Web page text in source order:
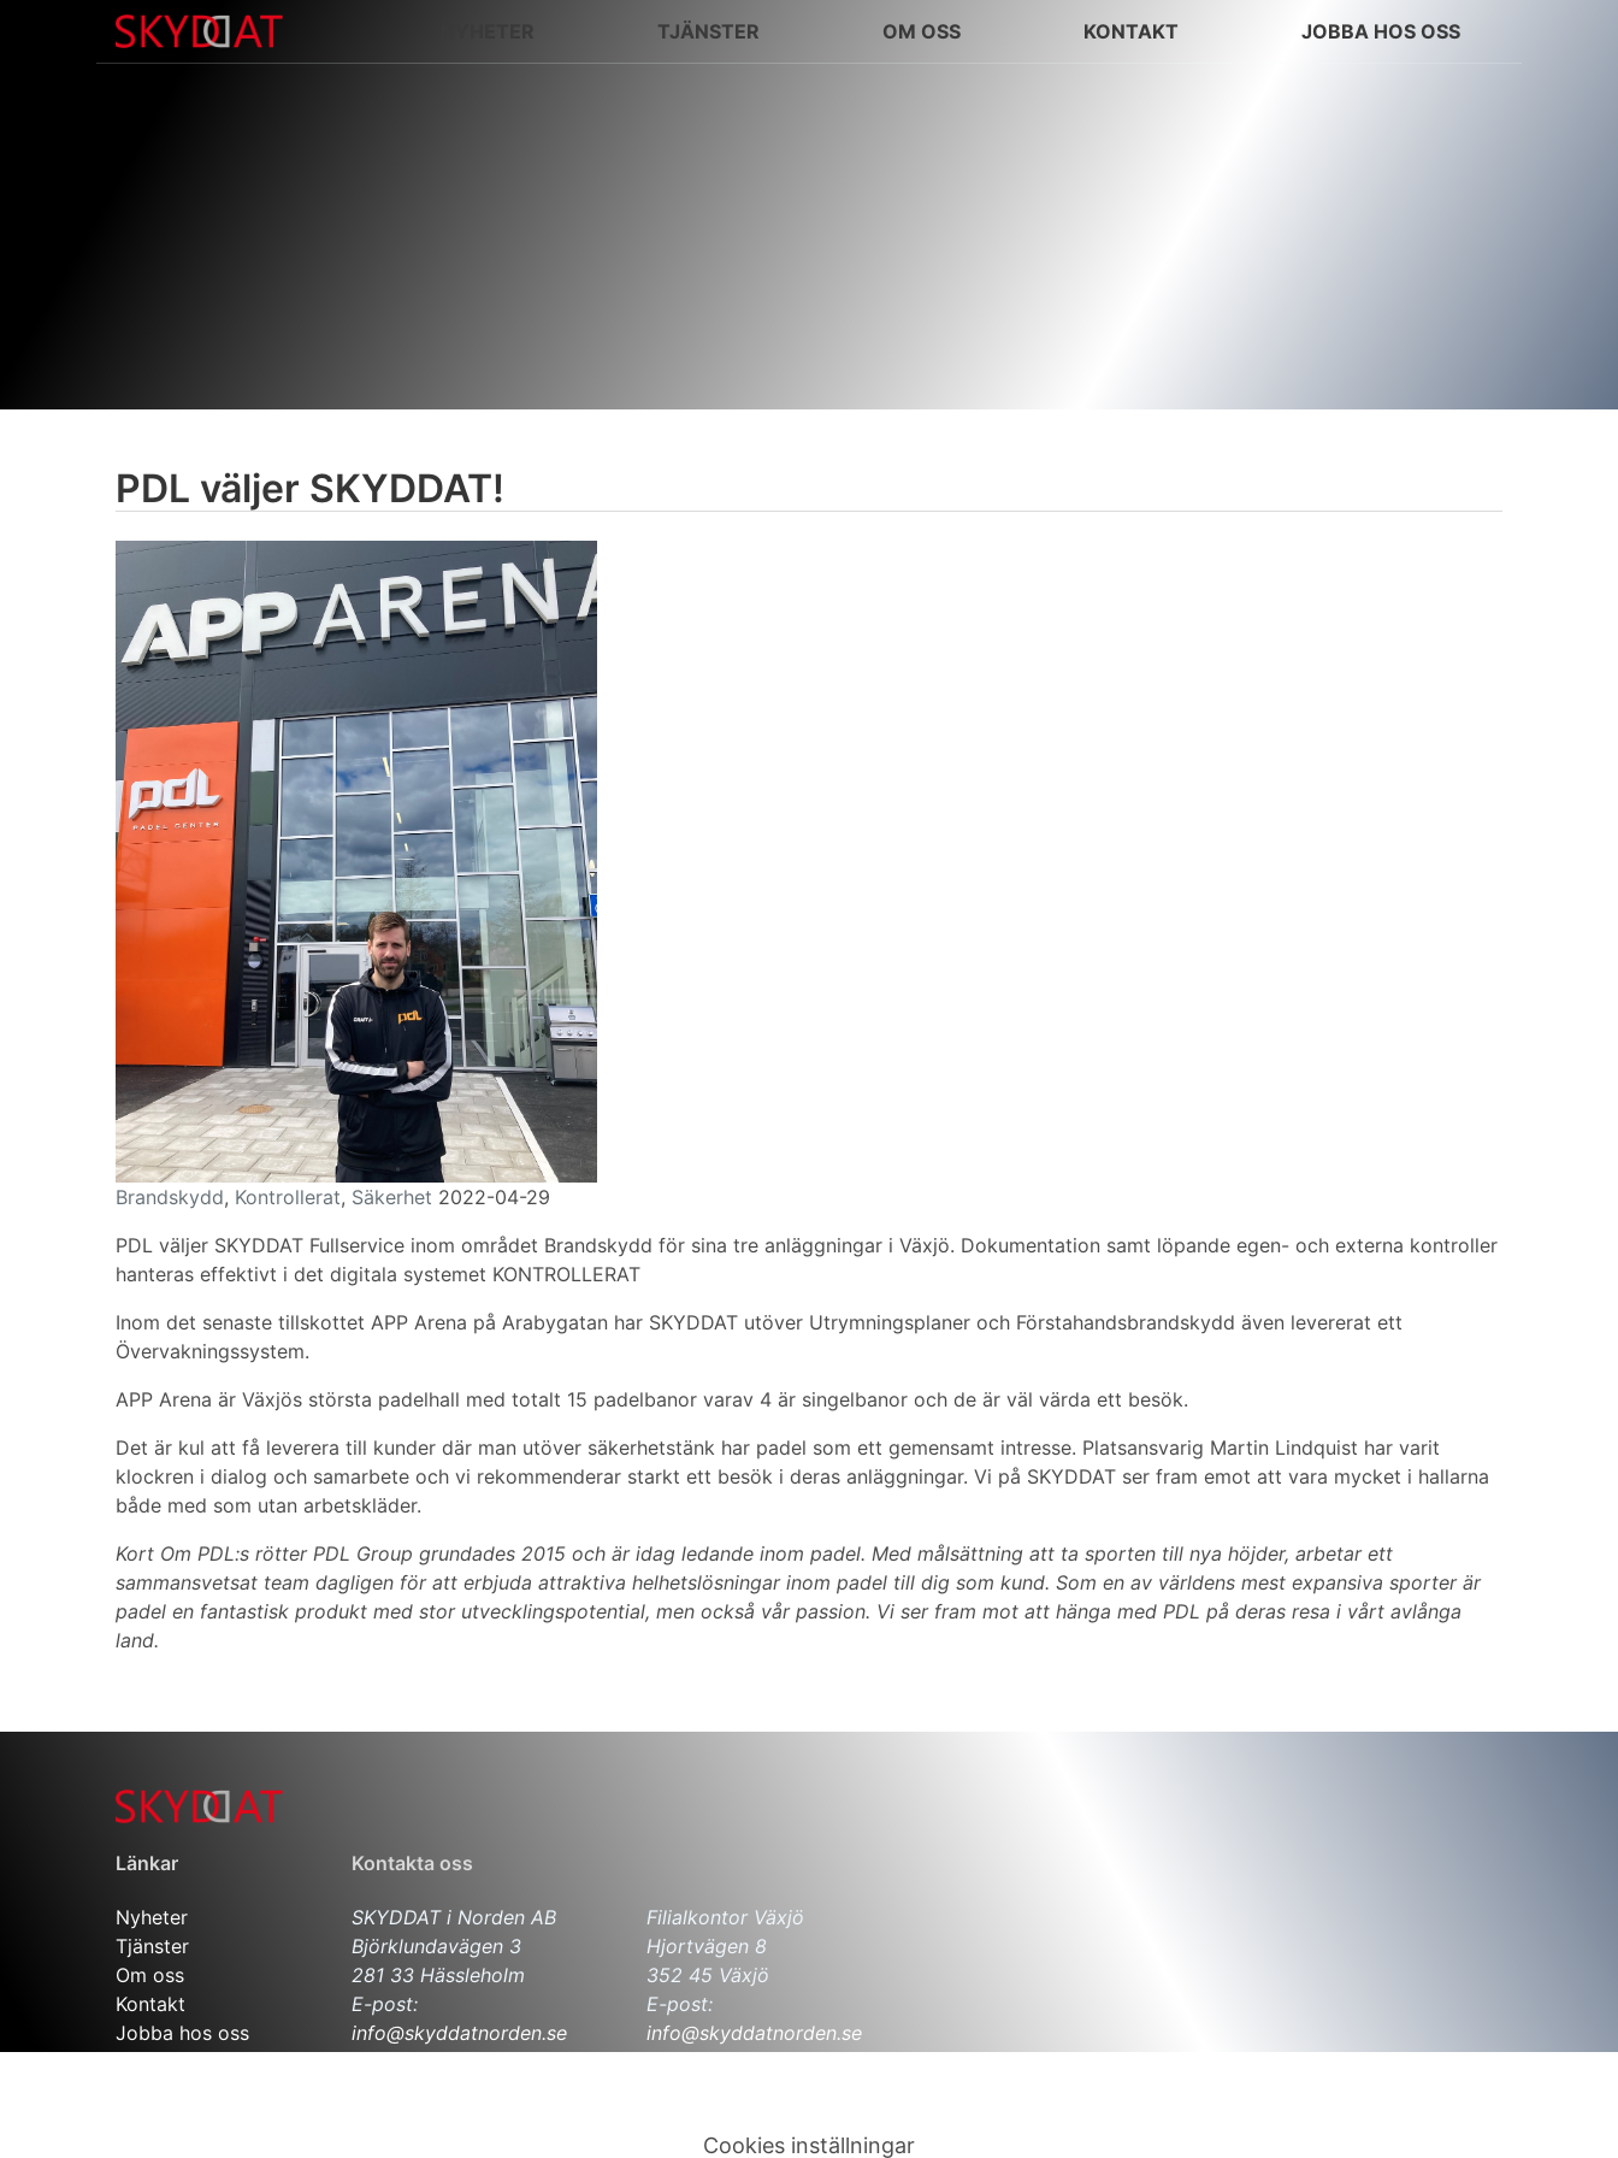
TJÄNSTER OM OSS KONTAKT JOBBA HOS OSS
PDL väljer SKYDDAT!
Brandskydd, Kontrollerat, Säkerhet 2022-04-29
PDL väljer SKYDDAT Fullservice inom området Brandskydd för sina tre anläggningar i Växjö. Dokumentation samt löpande egen- och externa kontroller
hanteras effektivt i det digitala systemet KONTROLLERAT
Inom det senaste tillskottet APP Arena på Arabygatan har SKYDDAT utöver Utrymningsplaner och Förstahandsbrandskydd även levererat ett
Övervakningssystem.
APP Arena är Växjös största padelhall med totalt 15 padelbanor varav 4 är singelbanor och de är väl värda ett besök.
Det är kul att få leverera till kunder där man utöver säkerhetstänk har padel som ett gemensamt intresse. Platsansvarig Martin Lindquist har varit
klockren i dialog och samarbete och vi rekommenderar starkt ett besök i deras anläggningar. Vi på SKYDDAT ser fram emot att vara mycket i hallarna
både med som utan arbetskläder.
Kort Om PDL:s rötter PDL Group grundades 2015 och är idag ledande inom padel. Med målsättning att ta sporten till nya höjder, arbetar ett
sammansvetsat team dagligen för att erbjuda attraktiva helhetslösningar inom padel till dig som kund. Som en av världens mest expansiva sporter är
padel en fantastisk produkt med stor utvecklingspotential, men också vår passion. Vi ser fram mot att hänga med PDL på deras resa i vårt avlånga
land.
Länkar
Nyheter
Tjänster
Om oss
Kontakt
Jobba hos oss
Kontakta oss
SKYDDAT i Norden AB
Björklundavägen 3
281 33 Hässleholm
E-post:
info@skyddatnorden.se
Filialkontor Växjö
Hjortvägen 8
352 45 Växjö
E-post:
info@skyddatnorden.se
Cookies inställningar